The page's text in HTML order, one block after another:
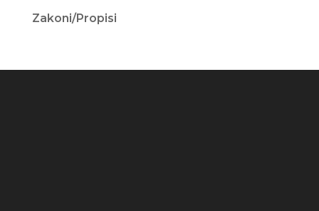
Zakoni/Propisi